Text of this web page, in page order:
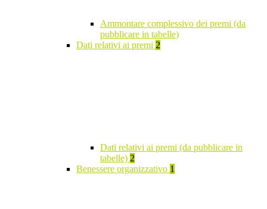
Ammontare complessivo dei premi (da
pubblicare in tabelle)
Dati relativi ai premi 2
Dati relativi ai premi (da pubblicare in
tabelle) 2
Benessere organizzativo 1